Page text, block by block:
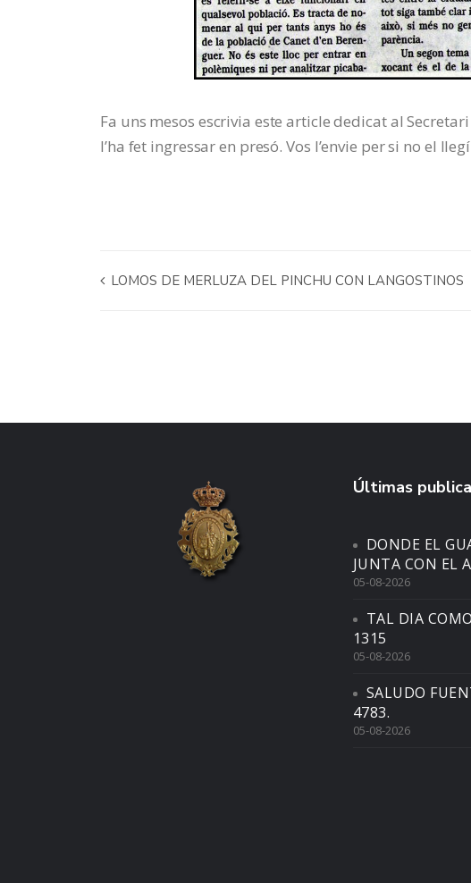
Fa uns mesos escrivia este article dedicat al
l’ha fet ingressar en presó. Vos l’envie per si no el
LOMOS DE MERLUZA DEL PINCHU CON LANGOSTINOS
Últimas
DONDE EL
JUNTA CON EL
05-08-2026
TAL DIA
1315
05-08-2026
SALUDO
4783.
05-08-2026